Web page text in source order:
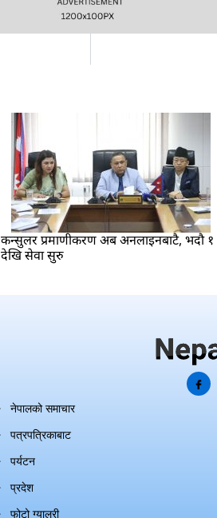
कन्सुलर प्रमाणीकरण अब अनलाइनबाटै, भदौ १
देखि सेवा सुरु
नेपालको समाचार
पत्रपत्रिकाबाट
पर्यटन
प्रदेश
फोटो ग्यालरी